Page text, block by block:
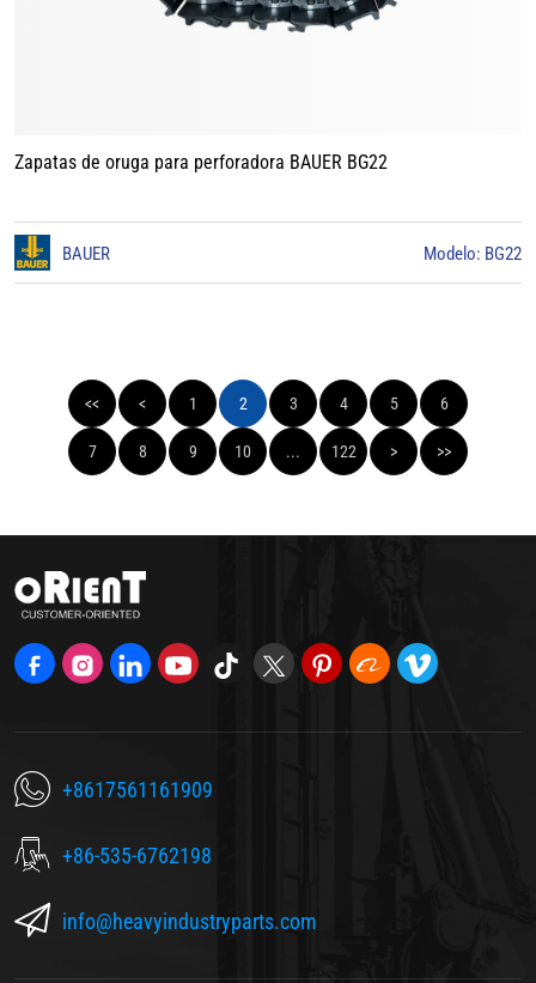
Zapatas de oruga para perforadora BAUER BG22
BAUER Modelo: BG22
<< < 1 2 3 4 5 6
7 8 9 10 ... 122 > >>
+8617561161909
+86-535-6762198
info@heavyindustryparts.com